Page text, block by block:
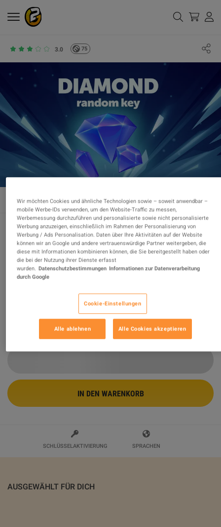
3.0 75
5 x Diamond Mystery PC Steam CD Key
SONDERANGEBOT
$71.97
3 MEHR ANGEBOTE VERFÜGBAR AB $6.83
IN DEN WARENKORB
SCHLÜSSELAKTIVIERUNG SPRACHEN
AUSGEWÄHLT FÜR DICH
Wir möchten Cookies und ähnliche Technologien sowie – soweit anwendbar –
mobile Werbe-IDs verwenden, um den Website-Traffic zu messen,
Werbemessung durchzuführen und personalisierte sowie nicht personalisierte
Werbung anzuzeigen, einschließlich im Rahmen der Personalisierung von
Werbung / Ads Personalisation. Daten über Ihre Aktivitäten auf der Website
können wir an Google und andere vertrauenswürdige Partner weitergeben, die
diese mit Informationen kombinieren können, die Sie bereitgestellt haben oder
die bei der Nutzung ihrer Dienste erfasst
wurden. Datenschutzbestimmungen Informationen zur Datenverarbeitung
durch Google
Cookie-Einstellungen
Alle ablehnen Alle Cookies akzeptieren